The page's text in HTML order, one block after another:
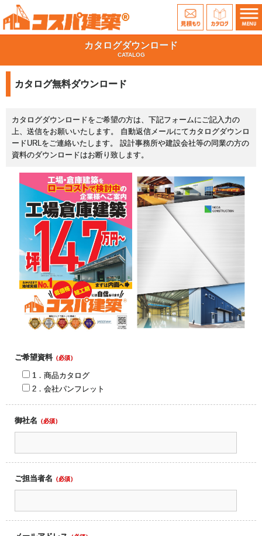
カタログダウンロード
CATALOG
カタログ無料ダウンロード
カタログダウンロードをご希望の方は、下記フォームにご記入力の
上、送信をお願いいたします。 自動返信メールにてカタログダウンロ
ードURLをご連絡いたします。 設計事務所や建設会社等の同業の方の
資料のダウンロードはお断り致します。
ご希望資料（必須）
1．商品カタログ
2．会社パンフレット
御社名 （必須）
ご担当者名 （必須）